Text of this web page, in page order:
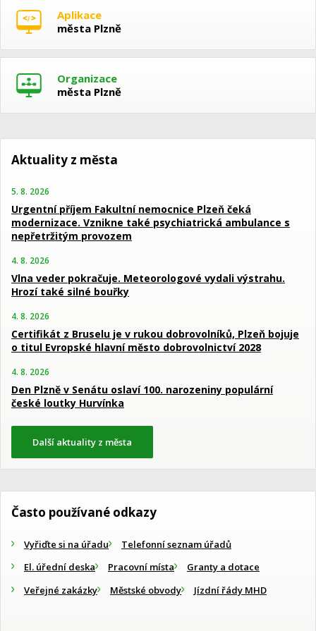
Aplikace
města Plzně
Organizace
města Plzně
Aktuality z města
5. 8. 2026
Urgentní příjem Fakultní nemocnice Plzeň čeká
modernizace. Vznikne také psychiatrická ambulance s
nepřetržitým provozem
4. 8. 2026
Vlna veder pokračuje. Meteorologové vydali výstrahu.
Hrozí také silné bouřky
4. 8. 2026
Certifikát z Bruselu je v rukou dobrovolníků, Plzeň bojuje
o titul Evropské hlavní město dobrovolnictví 2028
4. 8. 2026
Den Plzně v Senátu oslaví 100. narozeniny populární
české loutky Hurvínka
Další aktuality z města
Často používané odkazy
Vyřiďte si na úřadu
Telefonní seznam úřadů
El. úřední deska
Pracovní místa
Granty a dotace
Veřejné zakázky
Městské obvody Jízdní řády MHD